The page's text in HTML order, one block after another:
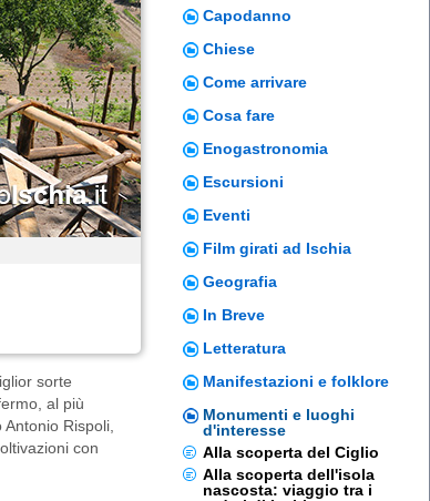
sorte
al più
Rispoli,
con
Capodanno
Chiese
Come arrivare
Cosa fare
Enogastronomia
Escursioni
Eventi
Film girati ad Ischia
Geografia
In Breve
Letteratura
Manifestazioni e folklore
Monumenti e luoghi
d'interesse
Alla scoperta del Ciglio
Alla scoperta dell'isola
nascosta: viaggio tra i